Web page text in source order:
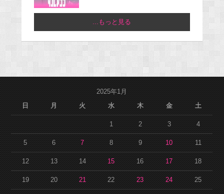
...もっと見る
2025年1月
日
月 火 水 木 金 土
1 2 3 4
5 6 7 8 9 10 11
12 13 14 15 16 17 18
19 20 21 22 23 24 25